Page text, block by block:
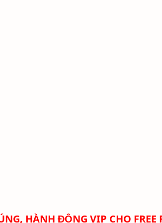
HÀNH ĐỘNG VIP CHO FREE